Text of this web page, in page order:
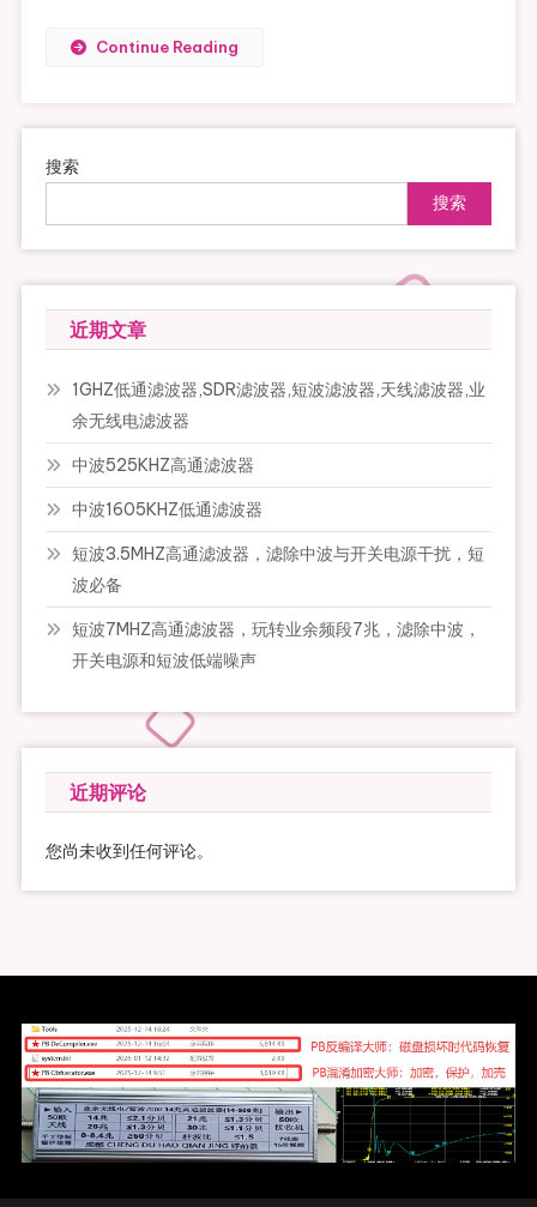
Continue Reading
搜索
搜索
近期文章
1GHZ低通滤波器,SDR滤波器,短波滤波器,天线滤波器,业
余无线电滤波器
中波525KHZ高通滤波器
中波1605KHZ低通滤波器
短波3.5MHZ高通滤波器，滤除中波与开关电源干扰，短
波必备
短波7MHZ高通滤波器，玩转业余频段7兆，滤除中波，
开关电源和短波低端噪声
近期评论
您尚未收到任何评论。